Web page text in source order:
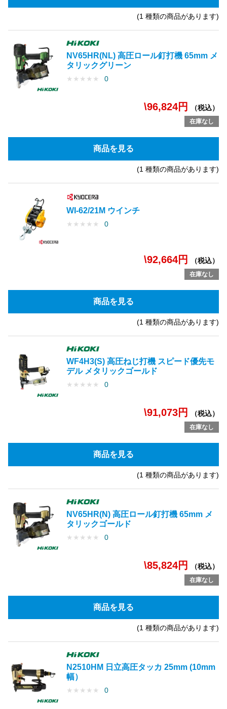
(1 種類の商品があります)
NV65HR(NL) 高圧ロール釘打機 65mm メ
タリックグリーン
★ ★ ★ ★ ★ 0
\96,824円 （税込）
在庫なし
商品を見る
(1 種類の商品があります)
WI-62/21M ウインチ
★ ★ ★ ★ ★ 0
\92,664円 （税込）
在庫なし
商品を見る
(1 種類の商品があります)
WF4H3(S) 高圧ねじ打機 スピード優先モ
デル メタリックゴールド
★ ★ ★ ★ ★ 0
\91,073円 （税込）
在庫なし
商品を見る
(1 種類の商品があります)
NV65HR(N) 高圧ロール釘打機 65mm メ
タリックゴールド
★ ★ ★ ★ ★ 0
\85,824円 （税込）
在庫なし
商品を見る
(1 種類の商品があります)
N2510HM 日立高圧タッカ 25mm (10mm
幅）
★ ★ ★ ★ ★ 0